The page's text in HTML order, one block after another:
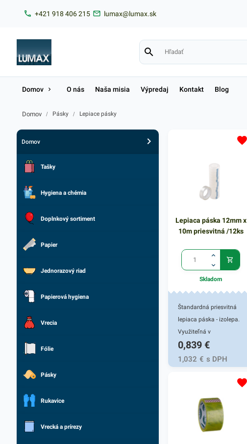
+421 918 406 215 lumax@lumax.sk
Domov O nás Naša misia Výpredaj Kontakt Blog
Domov / Pásky / Lepiace pásky
Domov
Tašky
Hygiena a chémia
Doplnkový sortiment
Papier
Jednorazový riad
Papierová hygiena
Vrecia
Fólie
Pásky
Rukavice
Vrecká a prírezy
Lepiaca páska 12mm x
10m priesvitná /12ks
Skladom
Štandardná priesvitná
lepiaca páska - izolepa.
Využiteľná v
domácnostiach a
kanceláriách na balenie
a archivovanie. Odolná a
návinu 10m. 12 ks v
0,839 €
1,032 € s DPH